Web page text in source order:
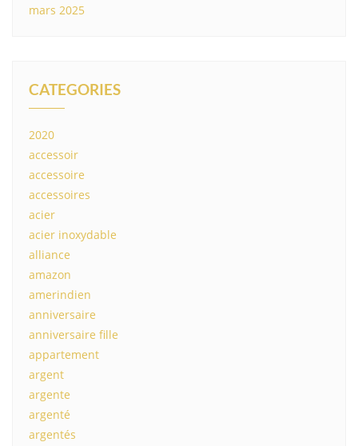
mars 2025
CATEGORIES
2020
accessoir
accessoire
accessoires
acier
acier inoxydable
alliance
amazon
amerindien
anniversaire
anniversaire fille
appartement
argent
argente
argenté
argentés